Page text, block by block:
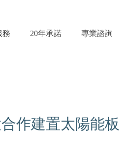
務 20年承諾 專業諮詢
作建置太陽能板